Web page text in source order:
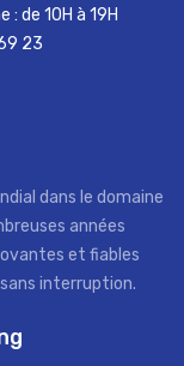
: de 10H à 19H
23
dans le domaine
années
et fiables
interruption.